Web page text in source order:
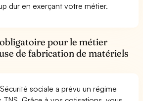
dur en exerçant votre métier.
pour le métier
de fabrication de matériels
sociale a prévu un régime